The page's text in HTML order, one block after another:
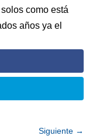
como está
años ya el
Siguiente →